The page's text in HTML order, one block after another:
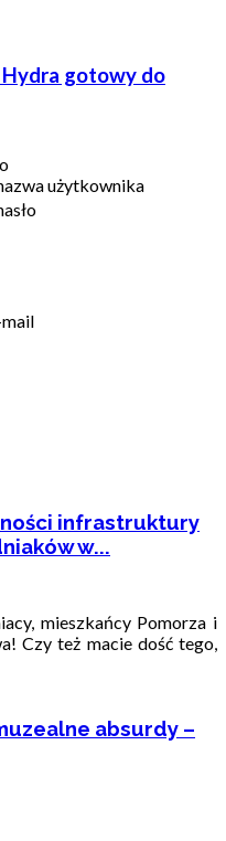
Hydra gotowy do
użytkownika
infrastruktury
w...
mieszkańcy Pomorza i
Czy też macie dość tego,
absurdy –